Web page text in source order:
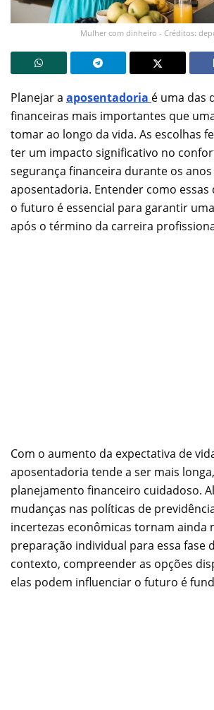
Mulher com dinheiro - Créditos:
Planejar a aposentadoria é uma das
financeiras mais importantes que
tomar ao longo da vida. As escolhas
ter um impacto significativo no
segurança financeira durante os
aposentadoria. Entender como essas
o futuro é essencial para garantir
após o término da carreira
Com o aumento da expectativa de
aposentadoria tende a ser mais
planejamento financeiro cuidadoso.
mudanças nas políticas de
incertezas econômicas tornam ainda
preparação individual para essa fase
contexto, compreender as opções
elas podem influenciar o futuro é